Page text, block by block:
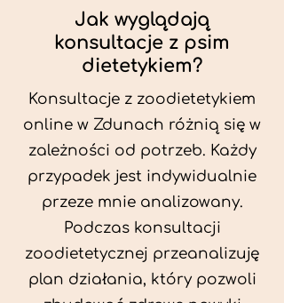
Jak wyglądają
konsultacje z psim
dietetykiem?
Konsultacje z zoodietetykiem
online w Zdunach różnią się w
zależności od potrzeb. Każdy
przypadek jest indywidualnie
przeze mnie analizowany.
Podczas konsultacji
zoodietetycznej przeanalizuję
plan działania, który pozwoli